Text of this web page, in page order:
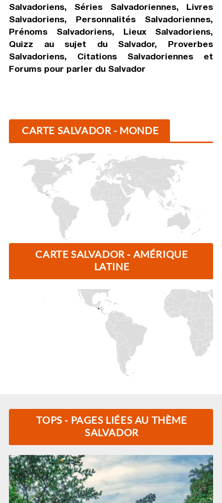
Salvadoriens, Séries Salvadoriennes, Livres
Salvadoriens, Personnalités Salvadoriennes,
Prénoms Salvadoriens, Lieux Salvadoriens,
Quizz au sujet du Salvador, Proverbes
Salvadoriens, Citations Salvadoriennes et
Forums pour parler du Salvador
CARTE SALVADOR - MONDE
CARTE SALVADOR - AMÉRIQUE
LATINE
TOPS - PAGES LIÉES AU THÈME
SALVADOR